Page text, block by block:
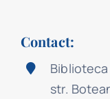
Contact:
Biblioteca
str.